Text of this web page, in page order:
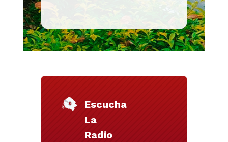
Escucha
La
Radio